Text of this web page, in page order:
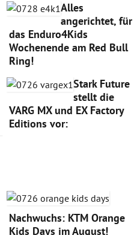
Alles
angerichtet, für
das Enduro4Kids
Wochenende am Red Bull
Ring!
Stark Future
stellt die
VARG MX und EX Factory
Editions vor:
Nachwuchs: KTM Orange
Kids Days im August!